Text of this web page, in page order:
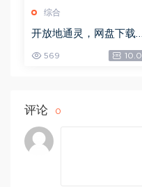
综合
开放地通灵，网盘下载
569 10.0
评论 0